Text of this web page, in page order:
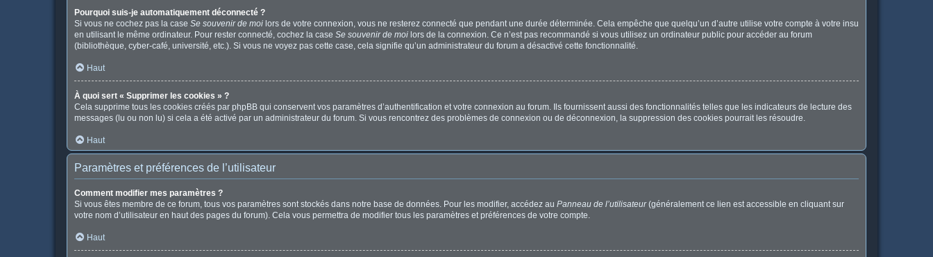
Pourquoi suis-je automatiquement déconnecté ?
Si vous ne cochez pas la case Se souvenir de moi lors de votre connexion, vous ne resterez connecté que pendant une durée déterminée. Cela empêche que quelqu’un d’autre utilise votre compte à votre insu
en utilisant le même ordinateur. Pour rester connecté, cochez la case Se souvenir de moi lors de la connexion. Ce n’est pas recommandé si vous utilisez un ordinateur public pour accéder au forum
(bibliothèque, cyber-café, université, etc.). Si vous ne voyez pas cette case, cela signifie qu’un administrateur du forum a désactivé cette fonctionnalité.
Haut
À quoi sert « Supprimer les cookies » ?
Cela supprime tous les cookies créés par phpBB qui conservent vos paramètres d’authentification et votre connexion au forum. Ils fournissent aussi des fonctionnalités telles que les indicateurs de lecture des
messages (lu ou non lu) si cela a été activé par un administrateur du forum. Si vous rencontrez des problèmes de connexion ou de déconnexion, la suppression des cookies pourrait les résoudre.
Haut
Paramètres et préférences de l’utilisateur
Comment modifier mes paramètres ?
Si vous êtes membre de ce forum, tous vos paramètres sont stockés dans notre base de données. Pour les modifier, accédez au Panneau de l’utilisateur(généralement ce lien est accessible en cliquant sur
votre nom d’utilisateur en haut des pages du forum). Cela vous permettra de modifier tous les paramètres et préférences de votre compte.
Haut